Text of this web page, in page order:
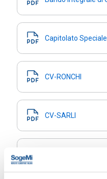
Capitolato
CV-RONCHI
CV-SARLI
Delibera di